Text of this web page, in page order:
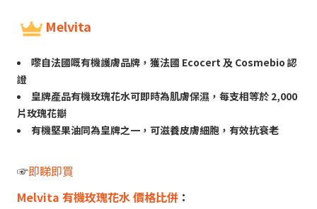
Melvita
嚟自法國嘅有機護膚品牌，獲法國 Ecocert 及 Cosmebio 認
證
皇牌產品有機玫瑰花水可即時為肌膚保濕，每支相等於 2,000
片玫瑰花瓣
有機堅果油同為皇牌之一，可滋養皮膚細胞，有效抗衰老
☞即睇即買
Melvita 有機玫瑰花水 價格比併 ：